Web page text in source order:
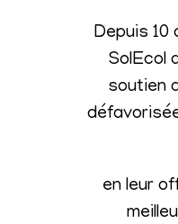
Depuis 10
SolEcol
soutien
en leur